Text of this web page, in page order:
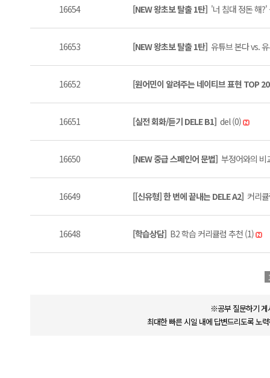
16654 [NEW 왕초보 탈출 1탄] '너 침대 정돈 해
16653 [NEW 왕초보 탈출 1탄] 유튜브 본다 vs.
16652 [원어민이 알려주는 네이티브 표현 TOP
16651 [실전 회화/듣기 DELE B1] del (0)
16650 [NEW 중급 스페인어 문법] 부정어와의
16649 [[신유형] 한 번에 끝내는 DELE A2] 커리
16648 [학습상담] B2 학습 커리큘럼 추천 (1)
※공부 질문하기 게
최대한 빠른 시일 내에 답변드리도록 노